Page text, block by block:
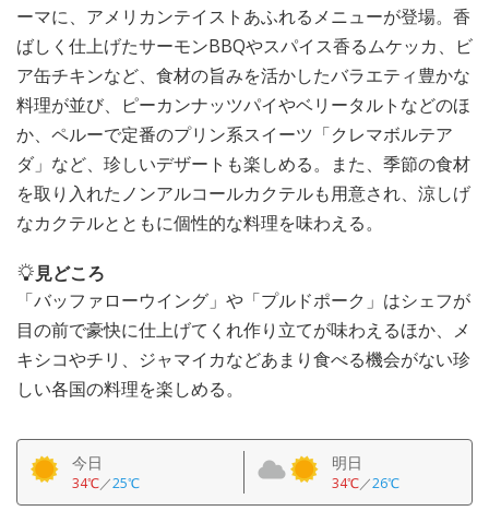
ーマに、アメリカンテイストあふれるメニューが登場。香
ばしく仕上げたサーモンBBQやスパイス香るムケッカ、ビ
ア缶チキンなど、食材の旨みを活かしたバラエティ豊かな
料理が並び、ピーカンナッツパイやベリータルトなどのほ
か、ペルーで定番のプリン系スイーツ「クレマボルテア
ダ」など、珍しいデザートも楽しめる。また、季節の食材
を取り入れたノンアルコールカクテルも用意され、涼しげ
なカクテルとともに個性的な料理を味わえる。
見どころ
「バッファローウイング」や「プルドポーク」はシェフが
目の前で豪快に仕上げてくれ作り立てが味わえるほか、メ
キシコやチリ、ジャマイカなどあまり食べる機会がない珍
しい各国の料理を楽しめる。
今日
34℃／25℃
明日
34℃／26℃